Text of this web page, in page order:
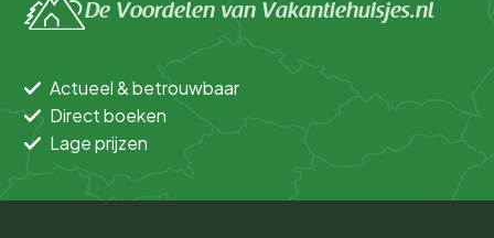
De Voordelen van Vakantiehuisjes.nl
Actueel & betrouwbaar
Direct boeken
Lage prijzen